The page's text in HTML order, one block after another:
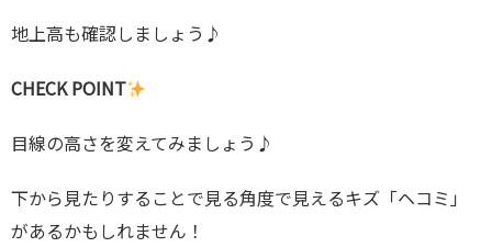
地上高も確認しましょう♪
CHECK POINT
目線の高さを変えてみましょう♪
下から見たりすることで見る角度で見えるキズ「ヘコミ」
があるかもしれません！